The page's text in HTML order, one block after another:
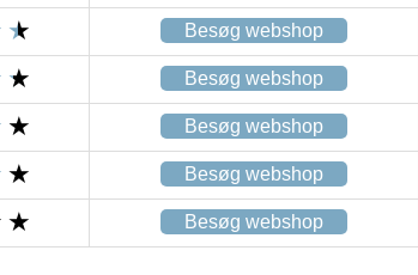
Besøg webshop
Besøg webshop
Besøg webshop
Besøg webshop
Besøg webshop